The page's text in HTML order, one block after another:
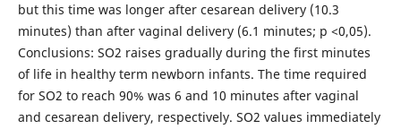
but this time was longer after cesarean delivery (10.3
minutes) than after vaginal delivery (6.1 minutes; p <0,05).
Conclusions: SO2 raises gradually during the first minutes
of life in healthy term newborn infants. The time required
for SO2 to reach 90% was 6 and 10 minutes after vaginal
and cesarean delivery, respectively. SO2 values immediately